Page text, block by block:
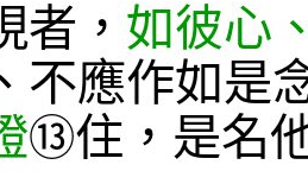
者， 如彼心
不應作如是
⑬住，是名